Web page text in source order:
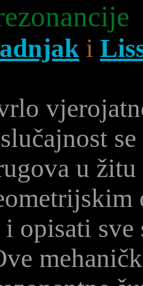
i
u žitu
i opisati